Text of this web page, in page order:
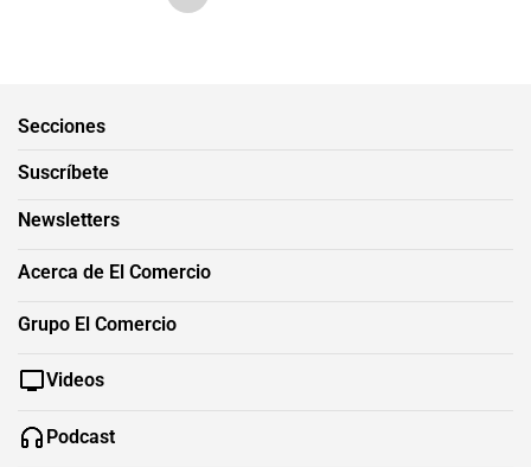
Secciones
Suscríbete
Newsletters
Acerca de El Comercio
Grupo El Comercio
Videos
Podcast